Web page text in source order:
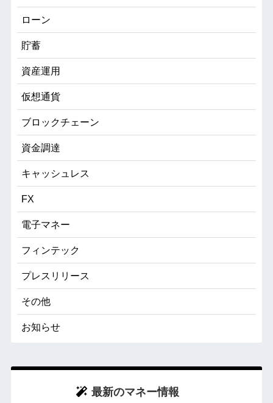
ローン
貯蓄
資産運用
仮想通貨
ブロックチェーン
資金調達
キャッシュレス
FX
電子マネー
フィンテック
プレスリリース
その他
お知らせ
最新のマネー情報